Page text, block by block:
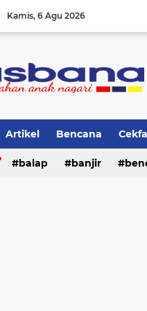
Kamis 6 Agu 2026
Artikel Bencana
Olahraga Pariwisata
balap banjir